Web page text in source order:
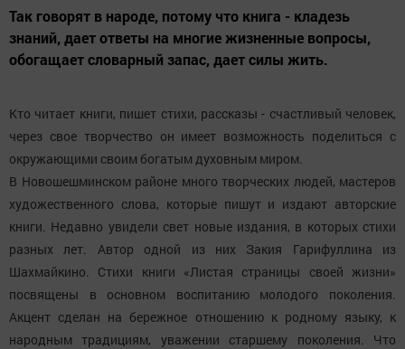
Так говорят в народе, потому что книга - кладезь
знаний, дает ответы на многие жизненные вопросы,
обогащает словарный запас, дает силы жить.
Кто читает книги, пишет стихи, рассказы - счастливый человек,
через свое творчество он имеет возможность поделиться с
окружающими своим богатым духовным миром.
В Новошешминском районе много творческих людей, мастеров
художественного слова, которые пишут и издают авторские
книги. Недавно увидели свет новые издания, в которых стихи
разных лет. Автор одной из них Закия Гарифуллина из
Шахмайкино. Стихи книги «Листая страницы своей жизни»
посвящены в основном воспитанию молодого поколения.
Акцент сделан на бережное отношению к родному языку, к
народным традициям, уважении старшему поколения. Что